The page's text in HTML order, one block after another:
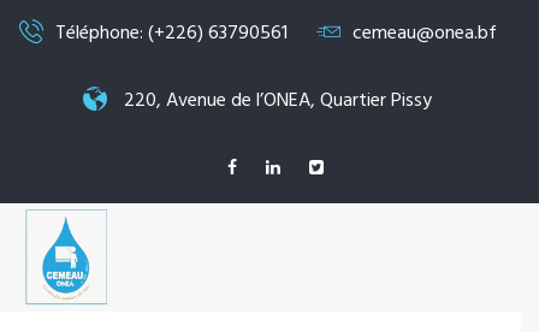
Téléphone: (+226) 63790561 cemeau@onea.bf
220, Avenue de l’ONEA, Quartier Pissy